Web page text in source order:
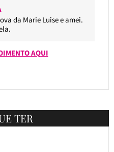
da Marie Luise e amei.
AQUI
TER